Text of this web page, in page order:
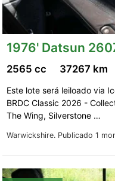
1976' Datsun
Warwickshire. Publicado 1
2565 cc 37267 km
Este lote será leiloado via
BRDC Classic 2026 -
The Wing, Silverstone …